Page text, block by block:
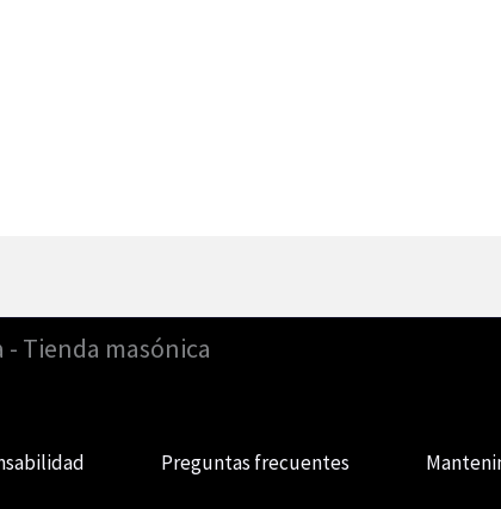
Tienda masónica
Preguntas frecuentes